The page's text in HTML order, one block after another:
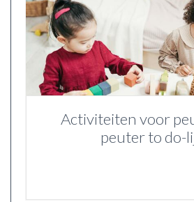
Activiteiten voor
peuter to do-